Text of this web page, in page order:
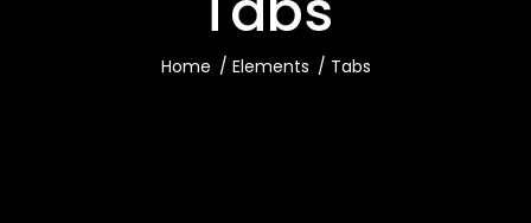
Home Elements Tabs